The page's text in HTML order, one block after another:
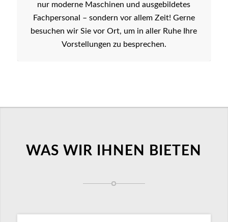
nur moderne Maschinen und ausgebildetes
Fachpersonal – sondern vor allem Zeit! Gerne
besuchen wir Sie vor Ort, um in aller Ruhe Ihre
Vorstellungen zu besprechen.
WAS WIR IHNEN BIETEN